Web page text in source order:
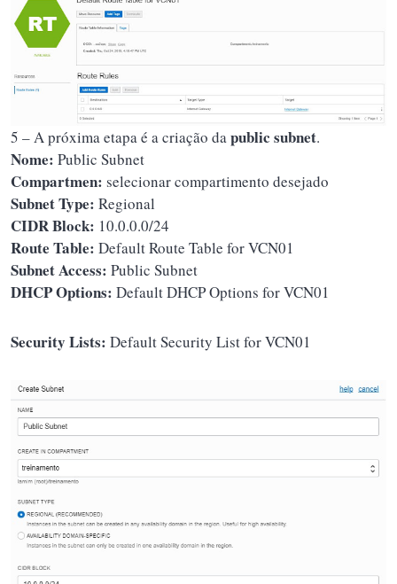
5 – A próxima etapa é a criação dapublic subnet.
Nome: Public Subnet
Compartmen: selecionar compartimento desejado
Subnet Type: Regional
CIDR Block: 10.0.0.0/24
Route Table: Default Route Table for VCN01
Subnet Access: Public Subnet
DHCP Options: Default DHCP Options for VCN01
Security Lists: Default Security List for VCN01